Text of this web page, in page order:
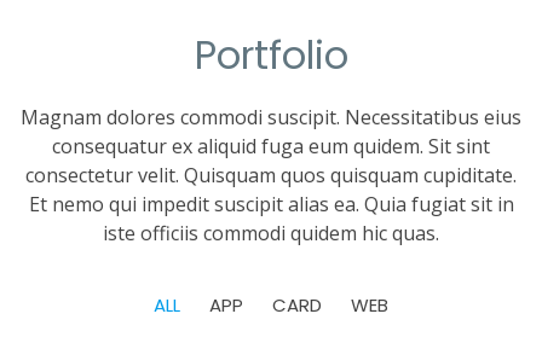
Portfolio
Magnam dolores commodi suscipit. Necessitatibus eius
consequatur ex aliquid fuga eum quidem. Sit sint
consectetur velit. Quisquam quos quisquam cupiditate.
Et nemo qui impedit suscipit alias ea. Quia fugiat sit in
iste officiis commodi quidem hic quas.
ALL APP CARD WEB